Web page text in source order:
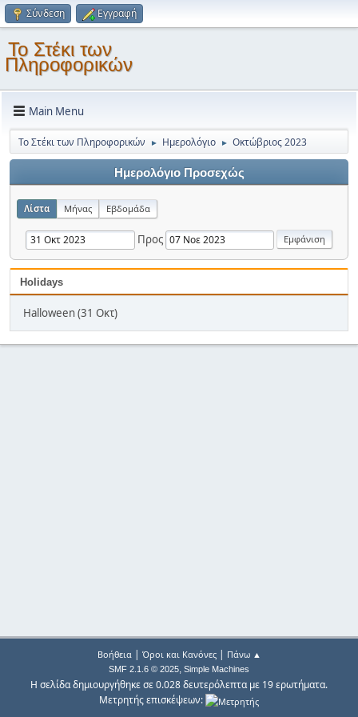
Σύνδεση Εγγραφή
Το Στέκι των
Πληροφορικών
Main Menu
Το Στέκι των Πληροφορικών ► Ημερολόγιο ► Οκτώβριος 2023
Ημερολόγιο Προσεχώς
Λίστα Μήνας Εβδομάδα
Προς
Holidays
Halloween (31 Οκτ)
Βοήθεια| Όροι και Κανόνες| Πάνω ▲
SMF 2.1.6 © 2025, Simple Machines
Η σελίδα δημιουργήθηκε σε 0.028 δευτερόλεπτα με 19 ερωτήματα.
Μετρητής επισκέψεων: